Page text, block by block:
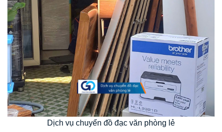
Dịch vụ chuyển đồ đạc văn phòng lẻ